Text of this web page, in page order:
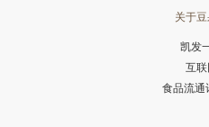
关于
凯发
互
食品流